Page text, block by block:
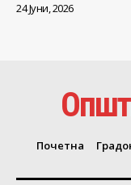
24 Јуни, 2026
Почетна